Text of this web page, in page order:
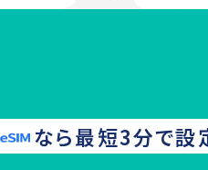
なら最短3分で設